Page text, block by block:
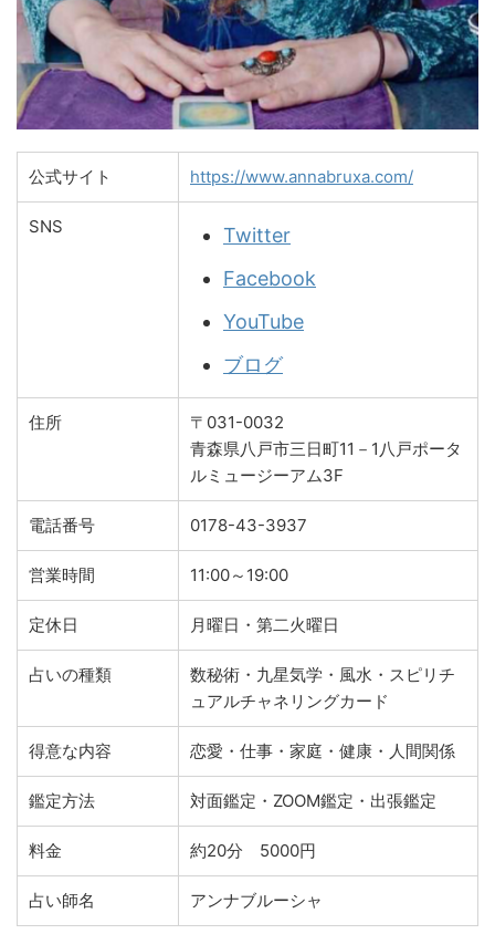
公式サイト https://www.annabruxa.com/
SNS
Twitter
Facebook
YouTube
ブログ
住所
〒031-0032
青森県八戸市三日町11－1八戸ポータ
ルミュージーアム3F
電話番号 0178-43-3937
営業時間 11:00～19:00
定休日 月曜日・第二火曜日
占いの種類
数秘術・九星気学・風水・スピリチ
ュアルチャネリングカード
得意な内容 恋愛・仕事・家庭・健康・人間関係
鑑定方法 対面鑑定・ZOOM鑑定・出張鑑定
料金 約20分 5000円
占い師名 アンナブルーシャ